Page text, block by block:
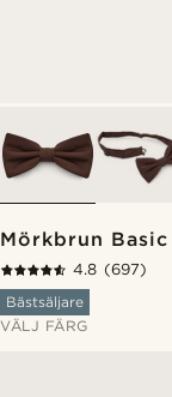
Mörkbrun
4.8 (697)
Bästsäljare
VÄLJ FÄRG